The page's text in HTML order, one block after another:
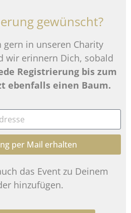
gewünscht?
gern in unseren Charity
wir erinnern Dich, sobald
Registrierung bis zum
ebenfalls einen Baum.
per Mail erhalten
das Event zu Deinem
hinzufügen.